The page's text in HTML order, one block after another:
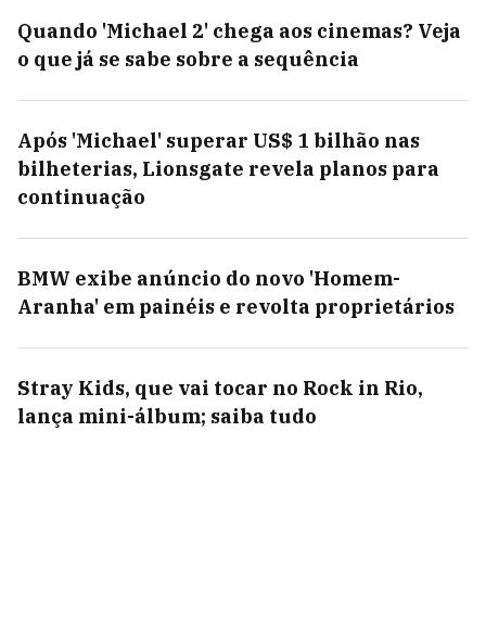
Quando 'Michael 2' chega aos cinemas? Veja
o que já se sabe sobre a sequência
Após 'Michael' superar US$ 1 bilhão nas
bilheterias, Lionsgate revela planos para
continuação
BMW exibe anúncio do novo 'Homem-
Aranha' em painéis e revolta proprietários
Stray Kids, que vai tocar no Rock in Rio,
lança mini-álbum; saiba tudo